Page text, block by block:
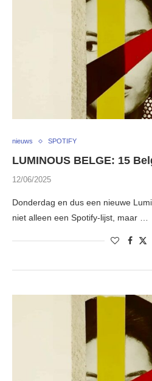
nieuws SPOTIFY
LUMINOUS BELGE: 15
12/06/2025
Donderdag en dus een nieuwe
niet alleen een Spotify-lijst, maar …